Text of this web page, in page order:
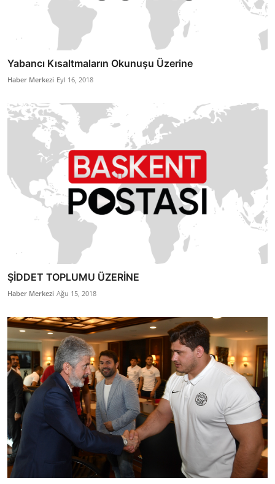
Yabancı Kısaltmaların Okunuşu Üzerine
Haber Merkezi Eyl 16, 2018
ŞİDDET TOPLUMU ÜZERİNE
Haber Merkezi Ağu 15, 2018